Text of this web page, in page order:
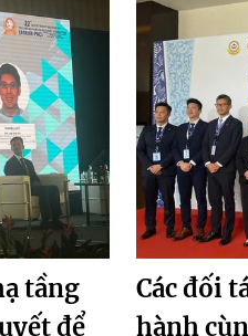
tầng
để
Các đối
hành